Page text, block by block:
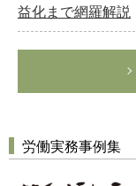
益化まで網羅解説
労働実務事例集